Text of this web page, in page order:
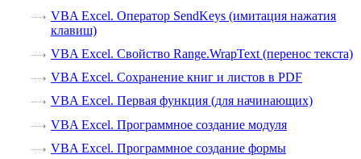
VBA Excel. Оператор SendKeys (имитация нажатия
клавиш)
VBA Excel. Свойство Range.WrapText (перенос текста)
VBA Excel. Сохранение книг и листов в PDF
VBA Excel. Первая функция (для начинающих)
VBA Excel. Программное создание модуля
VBA Excel. Программное создание формы